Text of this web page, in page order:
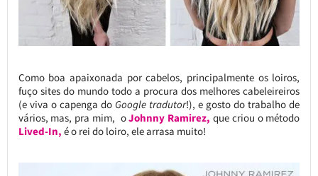
Como boa apaixonada por cabelos, principalmente os loiros,
fuço sites do mundo todo a procura dos melhores cabeleireiros
(e viva o capenga doGoogle tradutor!), e gosto do trabalho de
vários, mas, pra mim, oJohnny Ramirez, que criou o método
Lived-In, é o rei do loiro, ele arrasa muito!